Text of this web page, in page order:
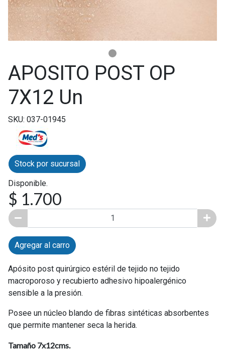
APOSITO POST OP
7X12 Un
SKU: 037-01945
Stock por sucursal
Disponible.
$ 1.700
Agregar al carro
Apósito post quirúrgico estéril de tejido no tejido
macroporoso y recubierto adhesivo hipoalergénico
sensible a la presión.
Posee un núcleo blando de fibras sintéticas absorbentes
que permite mantener seca la herida.
Tamaño 7x12cms.